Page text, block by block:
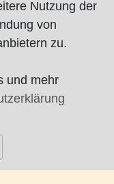
Nutzung der
von
zu.
und mehr